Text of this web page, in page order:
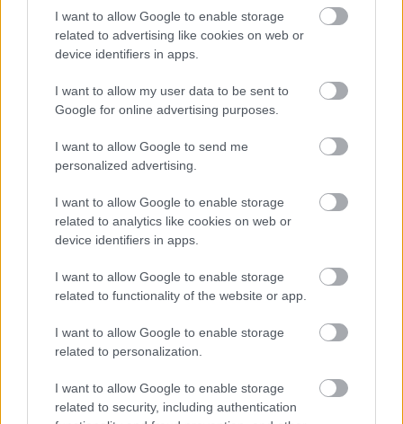
I want to allow Google to enable storage
related to advertising like cookies on web or
device identifiers in apps.
I want to allow my user data to be sent to
Google for online advertising purposes.
I want to allow Google to send me
personalized advertising.
I want to allow Google to enable storage
related to analytics like cookies on web or
device identifiers in apps.
I want to allow Google to enable storage
related to functionality of the website or app.
I want to allow Google to enable storage
related to personalization.
I want to allow Google to enable storage
related to security, including authentication
Sterilizácia uhoriek
Na dno zaváracieho hrnca rozložte utierku a
poháre poukladajte tak, aby sa medzi sebou
začnite so zahrievaním.
PREČÍTAJTE SI TIEŽ
Pestujeme uhorky: Aké semená
vybrať, najlepšie odrody a ako si
uhoriek